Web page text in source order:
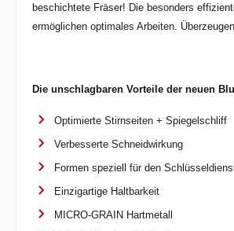
beschichtete Fräser! Die besonders
ermöglichen optimales Arbeiten.
Die unschlagbaren Vorteile der neuen
Optimierte Stirnseiten + Spiegelschliff
Verbesserte Schneidwirkung
Formen speziell für den
Einzigartige Haltbarkeit
MICRO-GRAIN Hartmetall